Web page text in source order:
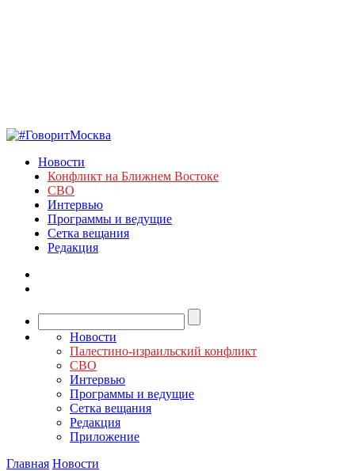
Новости
Конфликт на Ближнем Востоке
СВО
Интервью
Программы и ведущие
Сетка вещания
Редакция
Новости
Палестино-израильский конфликт
СВО
Интервью
Программы и ведущие
Сетка вещания
Редакция
Приложение
Главная Новости